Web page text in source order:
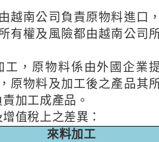
越南公司負責原物料進口，
有權及風險都由越南公司
，原物料係由外國企業
原物料及加工後之產品其
加工成產品。
值稅上之差異：
來料加工